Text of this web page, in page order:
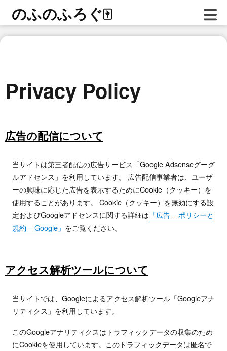
のふのふろぐ🀄
Privacy Policy
広告の配信について
当サイトは第三者配信の広告サービス「Google Adsenseグーグ
ルアドセンス」を利用しています。 広告配信事業者は、ユーザ
ーの興味に応じた広告を表示するためにCookie（クッキー）を
使用することがあります。 Cookie（クッキー）を無効にする設
定およびGoogleアドセンスに関する詳細は 「広告 – ポリシーと
規約 – Google」 をご覧ください。
アクセス解析ツールについて
当サイトでは、Googleによるアクセス解析ツール「Googleアナ
リティクス」を利用しています。
このGoogleアナリティクスはトラフィックデータの収集のため
にCookieを使用しています。このトラフィックデータは匿名で